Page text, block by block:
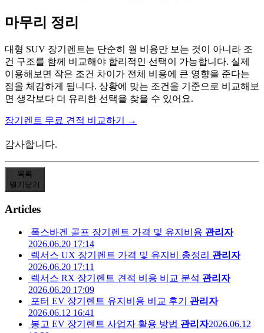
마무리 정리
대형 SUV 장기렌트는 단순히 월 비용만 보는 것이 아니라 조
건 구조를 함께 비교해야 합리적인 선택이 가능합니다. 실제
이용해보면 작은 조건 차이가 전체 비용에 큰 영향을 준다는
점을 체감하게 됩니다. 상황에 맞는 조건을 기준으로 비교해보
면 생각보다 더 유리한 선택을 찾을 수 있어요.
장기렌트 무료 견적 비교하기 →
감사합니다.
목록
열기 닫기
Articles
폭스바겐 골프 장기렌트 가격 및 유지비용 관리자
2026.06.20 17:14
렉서스 UX 장기렌트 가격 및 유지비 총정리 관리자
2026.06.20 17:11
렉서스 RX 장기렌트 견적 비용 비교 분석 관리자
2026.06.20 17:09
포터 EV 장기렌트 유지비용 비교 후기
관리자
2026.06.12 16:41
봉고 EV 장기렌트 사업자 활용 방법 관리자2026.06.12